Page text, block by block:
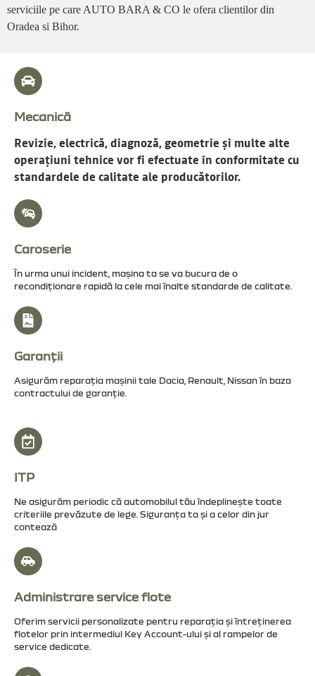
serviciile pe care AUTO BARA & CO le ofera clientilor din
Oradea si Bihor.
Mecanică
Revizie, electrică, diagnoză, geometrie și multe alte
operațiuni tehnice vor fi efectuate în conformitate cu
standardele de calitate ale producătorilor.
Caroserie
În urma unui incident, mașina ta se va bucura de o
recondiționare rapidă la cele mai înalte standarde de calitate.
Garanții
Asigurăm reparația mașinii tale Dacia, Renault, Nissan în baza
contractului de garanție.
ITP
Ne asigurăm periodic că automobilul tău îndeplinește toate
criteriile prevăzute de lege. Siguranța ta și a celor din jur
contează
Administrare service flote
Oferim servicii personalizate pentru reparația și întreținerea
flotelor prin intermediul Key Account-ului și al rampelor de
service dedicate.